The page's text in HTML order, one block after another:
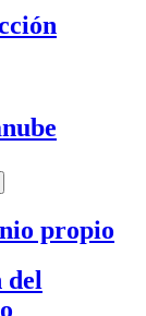
propio
del